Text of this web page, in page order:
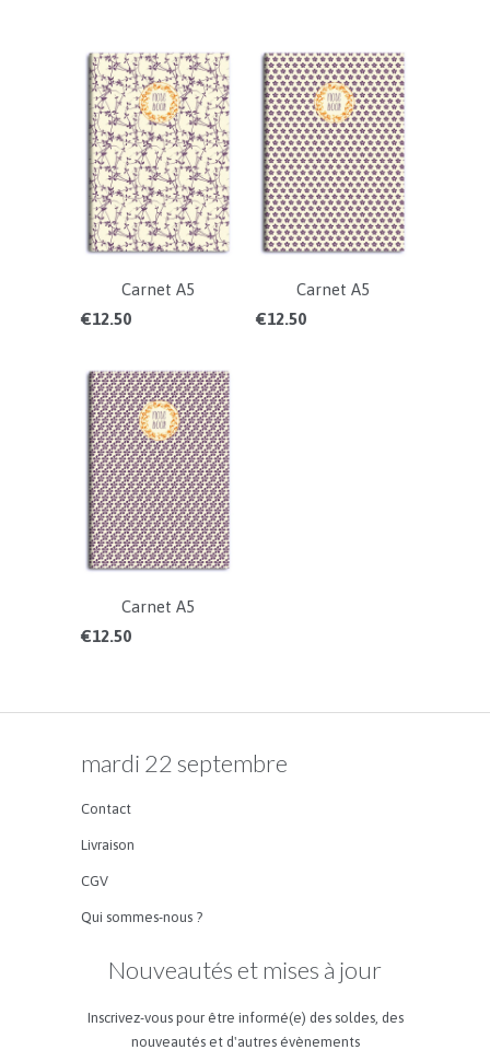
Carnet A5
€12.50
Carnet A5
€12.50
Carnet A5
€12.50
mardi 22 septembre
Contact
Livraison
CGV
Qui sommes-nous ?
Nouveautés et mises à jour
Inscrivez-vous pour être informé(e) des soldes, des
nouveautés et d'autres évènements